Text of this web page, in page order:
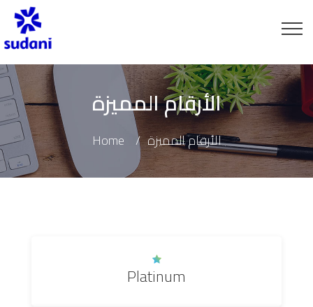
الأرقام المميزة
Home الأرقام المميزة
Platinum